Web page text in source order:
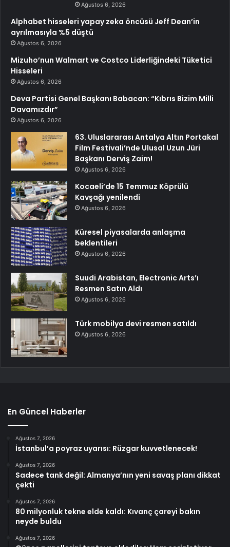
Ağustos 6, 2026
Alphabet hisseleri yapay zeka öncüsü Jeff Dean’in
ayrılmasıyla %5 düştü
Ağustos 6, 2026
Mizuho’nun Walmart ve Costco Liderliğindeki Tüketici
Hisseleri
Ağustos 6, 2026
Deva Partisi Genel Başkanı Babacan: “Kıbrıs Bizim Milli
Davamızdır”
Ağustos 6, 2026
63. Uluslararası Antalya Altın Portakal
Film Festivali’nde Ulusal Uzun Jüri
Başkanı Derviş Zaim!
Ağustos 6, 2026
Kocaeli’de 15 Temmuz Köprülü
Kavşağı yenilendi
Ağustos 6, 2026
Küresel piyasalarda anlaşma
beklentileri
Ağustos 6, 2026
Suudi Arabistan, Electronic Arts’ı
Resmen Satın Aldı
Ağustos 6, 2026
Türk mobilya devi resmen satıldı
Ağustos 6, 2026
En Güncel Haberler
Ağustos 7, 2026
İstanbul’a poyraz uyarısı: Rüzgar kuvvetlenecek!
Ağustos 7, 2026
Sadece tank değil: Almanya’nın yeni savaş planı dikkat
çekti
Ağustos 7, 2026
80 milyonluk tekne elde kaldı: Kıvanç çareyi bakın
neyde buldu
Ağustos 7, 2026